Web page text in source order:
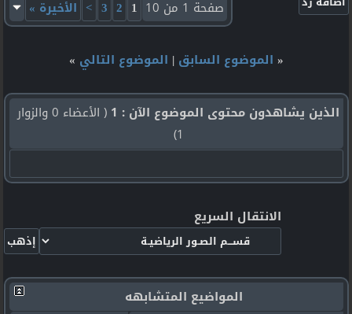
صفحة 1 من 10 الأخيرة»
الموضوع السابق| الموضوع التالي»
الذين يشاهدون محتوى الموضوع الآن : 1
( الأعضاء 0 والزوار
الانتقال السريع
المواضيع المتشابهه